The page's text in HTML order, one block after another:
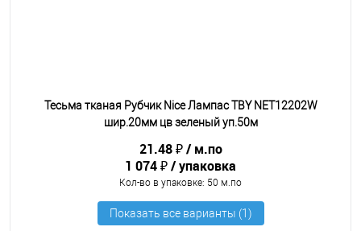
Тесьма тканая Рубчик Nice Лампас TBY NET12202W
шир.20мм цв зеленый уп.50м
21.48 ₽
м.по
1 074 ₽
упаковка
Кол-во в упаковке: 50 м.по